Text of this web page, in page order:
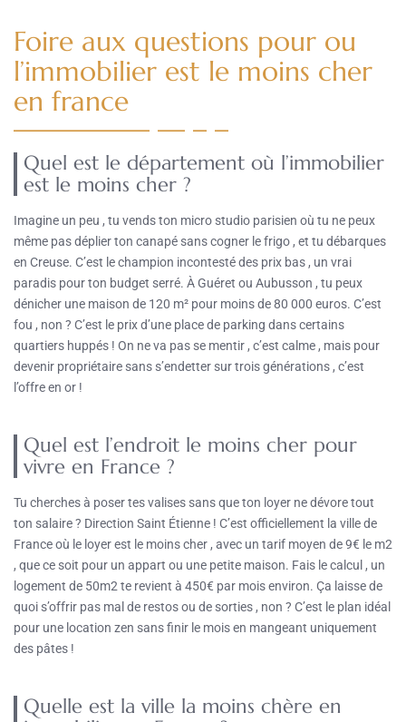
Foire aux questions pour ou
l’immobilier est le moins cher
en france
Quel est le département où l’immobilier
est le moins cher ?
Imagine un peu , tu vends ton micro studio parisien où tu ne peux
même pas déplier ton canapé sans cogner le frigo , et tu débarques
en Creuse. C’est le champion incontesté des prix bas , un vrai
paradis pour ton budget serré. À Guéret ou Aubusson , tu peux
dénicher une maison de 120 m² pour moins de 80 000 euros. C’est
fou , non ? C’est le prix d’une place de parking dans certains
quartiers huppés ! On ne va pas se mentir , c’est calme , mais pour
devenir propriétaire sans s’endetter sur trois générations , c’est
l’offre en or !
Quel est l’endroit le moins cher pour
vivre en France ?
Tu cherches à poser tes valises sans que ton loyer ne dévore tout
ton salaire ? Direction Saint Étienne ! C’est officiellement la ville de
France où le loyer est le moins cher , avec un tarif moyen de 9€ le m2
, que ce soit pour un appart ou une petite maison. Fais le calcul , un
logement de 50m2 te revient à 450€ par mois environ. Ça laisse de
quoi s’offrir pas mal de restos ou de sorties , non ? C’est le plan idéal
pour une location zen sans finir le mois en mangeant uniquement
des pâtes !
Quelle est la ville la moins chère en